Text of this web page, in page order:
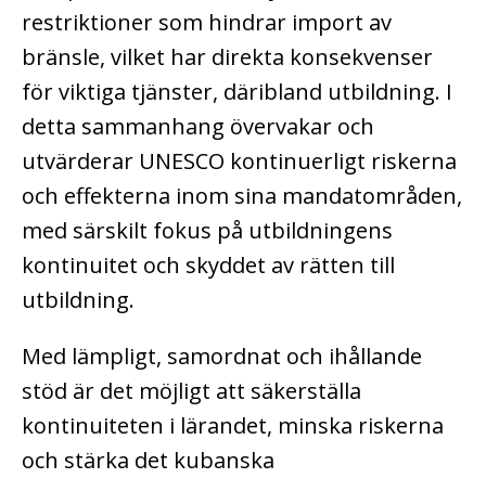
restriktioner som hindrar import av
bränsle, vilket har direkta konsekvenser
för viktiga tjänster, däribland utbildning. I
detta sammanhang övervakar och
utvärderar UNESCO kontinuerligt riskerna
och effekterna inom sina mandatområden,
med särskilt fokus på utbildningens
kontinuitet och skyddet av rätten till
utbildning.
Med lämpligt, samordnat och ihållande
stöd är det möjligt att säkerställa
kontinuiteten i lärandet, minska riskerna
och stärka det kubanska